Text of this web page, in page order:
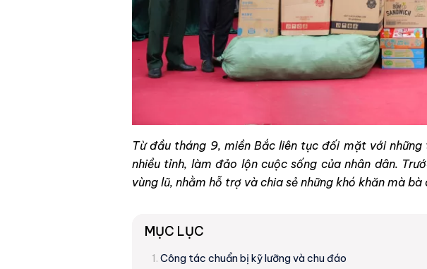
Từ đầu tháng 9, miền Bắc liên tục đối mặt với
nhiều tỉnh, làm đảo lộn cuộc sống của nhân dân.
vùng lũ, nhằm hỗ trợ và chia sẻ những khó khăn mà
MỤC LỤC
Công tác chuẩn bị kỹ lưỡng và chu đáo